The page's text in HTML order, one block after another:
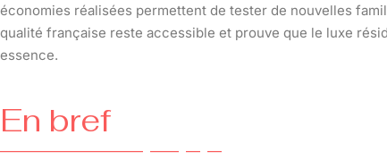
économies réalisées permettent de tester de nouvelles
qualité française reste accessible et prouve que le luxe
essence.
En bref